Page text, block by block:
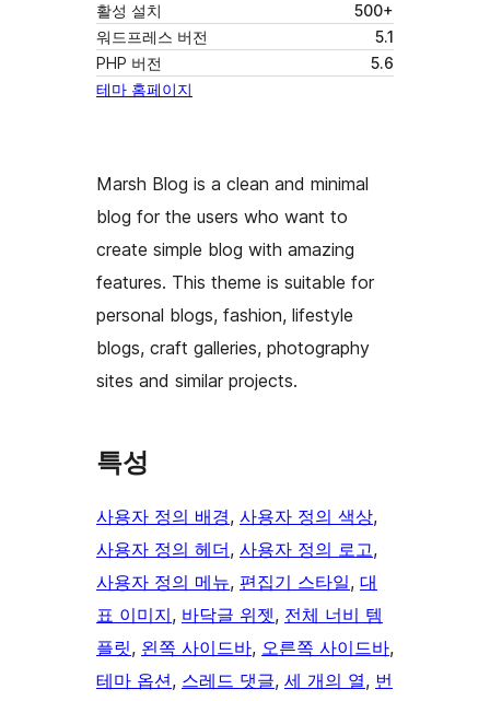
활성 설치
500+
워드프레스 버전
5.1
PHP 버전
5.6
테마 홈페이지
Marsh Blog is a clean and minimal
blog for the users who want to
create simple blog with amazing
features. This theme is suitable for
personal blogs, fashion, lifestyle
blogs, craft galleries, photography
sites and similar projects.
특성
사용자 정의 배경, 사용자 정의 색상
사용자 정의 헤더, 사용자 정의 로고
사용자 정의 메뉴, 편집기 스타일, 대
표 이미지, 바닥글 위젯, 전체 너비 템
플릿, 왼쪽 사이드바, 오른쪽 사이드바
테마 옵션, 스레드 댓글, 세 개의 열, 번